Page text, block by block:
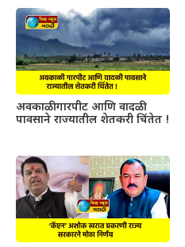
अवकाळी गारपीट आणि वादळी
पावसाने राज्यातील शेतकरी चिंतेत !